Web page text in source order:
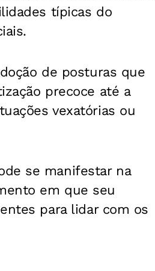
típicas do
de posturas que
precoce até a
vexatórias ou
se manifestar na
em que seu
para lidar com os